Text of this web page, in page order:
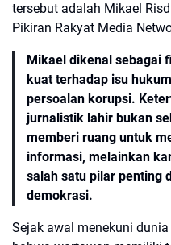
tersebut adalah Mikael
Pikiran Rakyat Media
Mikael dikenal sebagai
kuat terhadap isu
persoalan korupsi.
jurnalistik lahir bukan
memberi ruang untuk
informasi, melainkan
salah satu pilar penting
demokrasi.
Sejak awal menekuni